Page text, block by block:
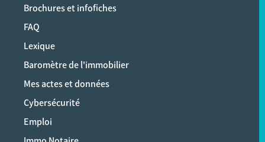
Brochures et infofiches
FAQ
Lexique
Baromètre de l'immobilier
Mes actes et données
Cybersécurité
Emploi